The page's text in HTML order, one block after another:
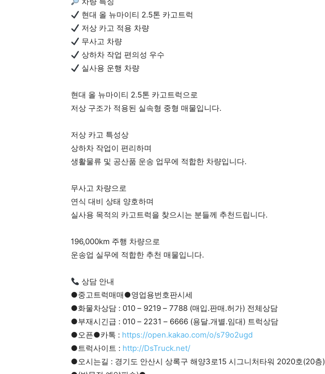
현대 올 뉴마이티 2.5톤 카고트럭
저상 카고 적용 차량
무사고 차량
상하차 작업 편의성 우수
실사용 운행 차량
현대 올 뉴마이티 2.5톤 카고트럭으로
저상 구조가 적용된 실속형 중형 매물입니다.
저상 카고 특성상
상하차 작업이 편리하며
생활물류 및 공산품 운송 업무에 적합한 차량입니다.
무사고 차량으로
연식 대비 상태 양호하며
실사용 목적의 카고트럭을 찾으시는 분들께 추천드립니다.
196,000km 주행 차량으로
운송업 실무에 적합한 추천 매물입니다.
상담 안내
●중고트럭매매●영업용번호판시세
●화물차상담 : 010 – 9219 – 7788 (매입.판매.허가) 전체상담
●부재시긴급 : 010 – 2231 – 6666 (용달.개별.임대) 트럭상담
●오픈●카톡 : https://open.kakao.com/o/s79o2ugd
●트럭사이트 : http://DsTruck.net/
●오시는길 : 경기도 안산시 상록구 해양3로15 시그니처타워 2020호(20층)